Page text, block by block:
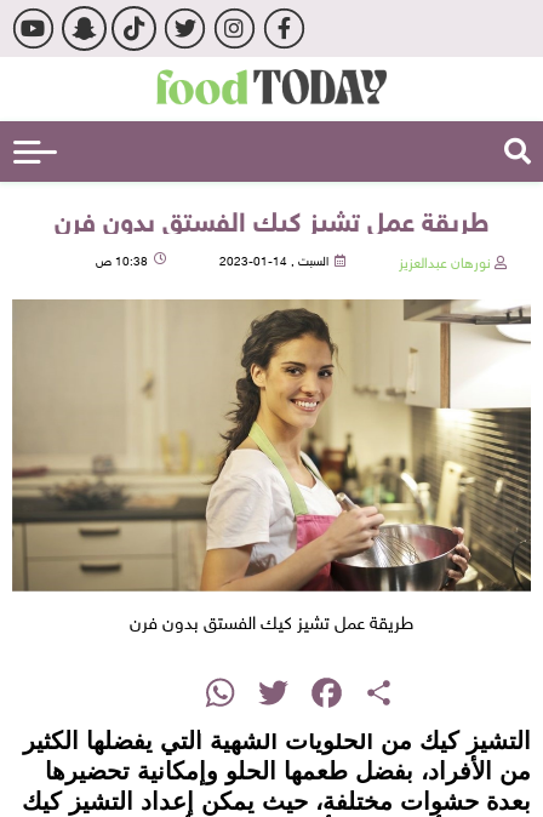
طريقة عمل تشيز كيك الفستق بدون فرن
نورهان عبدالعزيز السبت , 14-01-2023 10:38 ص
طريقة عمل تشيز كيك الفستق بدون فرن
Share
Facebook
Twitter
WhatsApp
التشيز كيك من الحلويات الشهية التي يفضلها الكثير
من الأفراد، بفضل طعمها الحلو وإمكانية تحضيرها
بعدة حشوات مختلفة، حيث يمكن إعداد التشيز كيك